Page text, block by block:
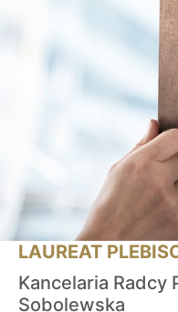
LAUREAT
Kancelaria Radcy
Sobolewska